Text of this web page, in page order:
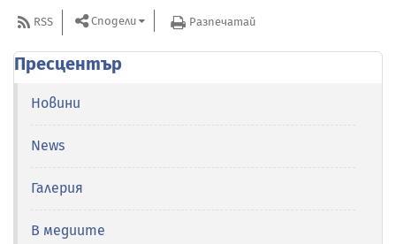
RSS Сподели Разпечатай
Пресцентър
Новини
News
Галерия
В медиите